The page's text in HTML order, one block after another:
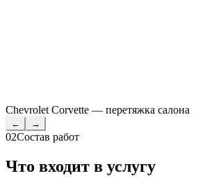
Chevrolet Corvette — перетяжка салона
← →
02Состав работ
Что входит в услугу